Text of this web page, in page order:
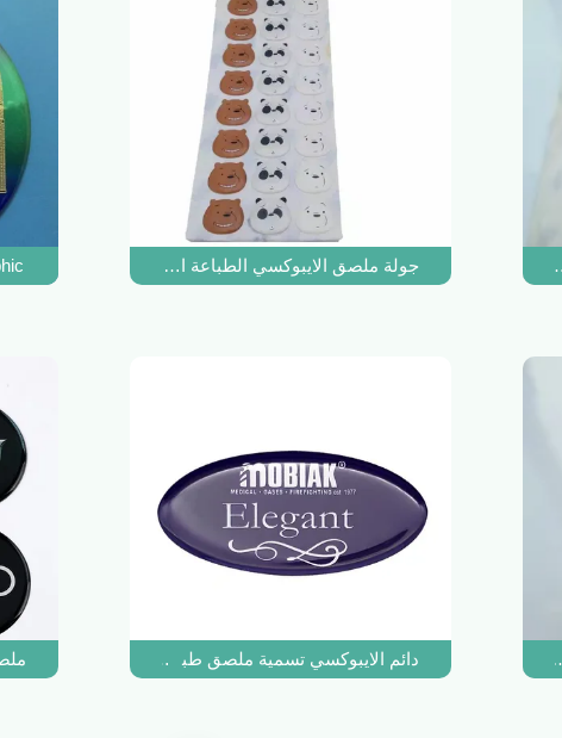
جولة ملصق الايبوكسي الطباعة الفينيل تسمية القبة
بالألوان الكاملة كريستالدائم الايبوكسي تسمية ملصق طباعة الأعمال جولة 30 مم